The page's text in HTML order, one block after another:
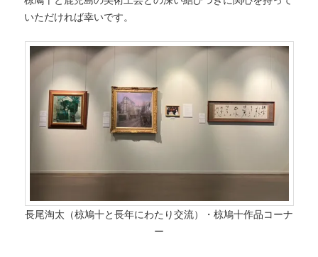
動
いただければ幸いです。
長尾淘太（椋鳩十と長年にわたり交流）・椋鳩十作品コーナ
ー